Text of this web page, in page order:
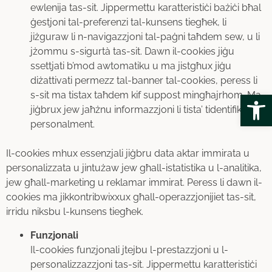
ewlenija tas-sit. Jippermettu karatteristiċi bażiċi bħal
ġestjoni tal-preferenzi tal-kunsens tiegħek, li
jiżguraw li n-navigazzjoni tal-paġni taħdem sew, u li
jżommu s-sigurtà tas-sit. Dawn il-cookies jiġu
ssettjati b’mod awtomatiku u ma jistgħux jiġu
diżattivati permezz tal-banner tal-cookies, peress li
s-sit ma tistax taħdem kif suppost mingħajrhom. Ma
jiġbrux jew jaħżnu informazzjoni li tista’ tidentifikak
personalment.
Il-cookies mhux essenzjali jiġbru data aktar immirata u
personalizzata u jintużaw jew għall-istatistika u l-analitika,
jew għall-marketing u reklamar immirat. Peress li dawn il-
cookies ma jikkontribwixxux għall-operazzjonijiet tas-sit,
irridu niksbu l-kunsens tiegħek.
Funzjonali
Il-cookies funzjonali jtejbu l-prestazzjoni u l-
personalizzazzjoni tas-sit. Jippermettu karatteristiċi